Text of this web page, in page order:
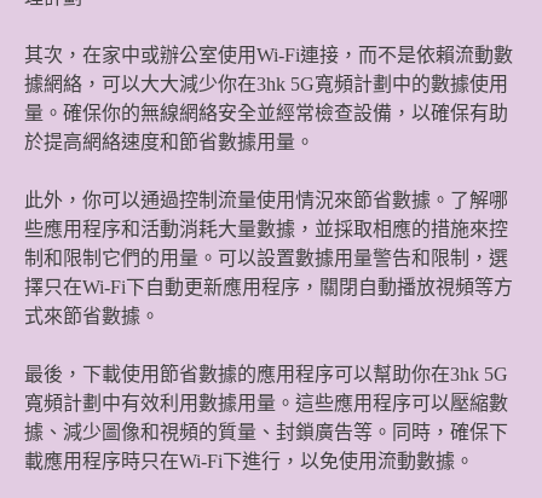
其次，在家中或辦公室使用Wi-Fi連接，而不是依賴流動數
據網絡，可以大大減少你在3hk 5G寬頻計劃中的數據使用
量。確保你的無線網絡安全並經常檢查設備，以確保有助
於提高網絡速度和節省數據用量。
此外，你可以通過控制流量使用情況來節省數據。了解哪
些應用程序和活動消耗大量數據，並採取相應的措施來控
制和限制它們的用量。可以設置數據用量警告和限制，選
擇只在Wi-Fi下自動更新應用程序，關閉自動播放視頻等方
式來節省數據。
最後，下載使用節省數據的應用程序可以幫助你在3hk 5G
寬頻計劃中有效利用數據用量。這些應用程序可以壓縮數
據、減少圖像和視頻的質量、封鎖廣告等。同時，確保下
載應用程序時只在Wi-Fi下進行，以免使用流動數據。